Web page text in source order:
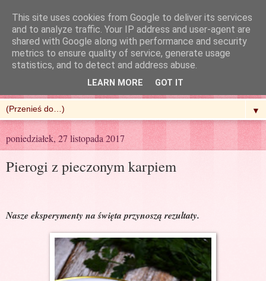
R'n'G Kitchen
▼
poniedziałek, 27 listopada 2017
Pierogi z pieczonym karpiem
Nasze eksperymenty na święta przynoszą rezultaty.
This site uses cookies from Google to deliver its services
and to analyze traffic. Your IP address and user-agent are
shared with Google along with performance and security
metrics to ensure quality of service, generate usage
statistics, and to detect and address abuse.
LEARN MORE GOT IT